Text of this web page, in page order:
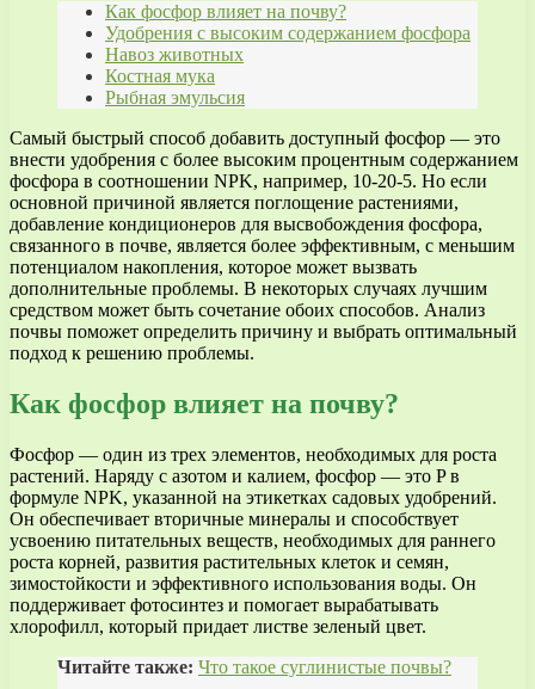
Как фосфор влияет на почву?
Удобрения с высоким содержанием фосфора
Навоз животных
Костная мука
Рыбная эмульсия
Самый быстрый способ добавить доступный фосфор — это
внести удобрения с более высоким процентным содержанием
фосфора в соотношении NPK, например, 10-20-5. Но если
основной причиной является поглощение растениями,
добавление кондиционеров для высвобождения фосфора,
связанного в почве, является более эффективным, с меньшим
потенциалом накопления, которое может вызвать
дополнительные проблемы. В некоторых случаях лучшим
средством может быть сочетание обоих способов. Анализ
почвы поможет определить причину и выбрать оптимальный
подход к решению проблемы.
Как фосфор влияет на почву?
Фосфор — один из трех элементов, необходимых для роста
растений. Наряду с азотом и калием, фосфор — это P в
формуле NPK, указанной на этикетках садовых удобрений.
Он обеспечивает вторичные минералы и способствует
усвоению питательных веществ, необходимых для раннего
роста корней, развития растительных клеток и семян,
зимостойкости и эффективного использования воды. Он
поддерживает фотосинтез и помогает вырабатывать
хлорофилл, который придает листве зеленый цвет.
Читайте также: Что такое суглинистые почвы?